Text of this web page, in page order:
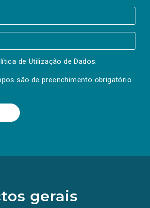
de Utilização de Dados.
são de preenchimento obrigatório.
gerais